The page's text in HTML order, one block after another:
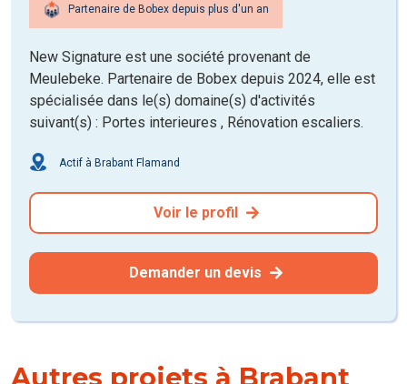
Partenaire de Bobex depuis plus d'un an
New Signature est une société provenant de
Meulebeke. Partenaire de Bobex depuis 2024, elle est
spécialisée dans le(s) domaine(s) d'activités
suivant(s) : Portes interieures , Rénovation escaliers.
Actif à Brabant Flamand
Voir le profil
Demander un devis
Autres projets à Brabant